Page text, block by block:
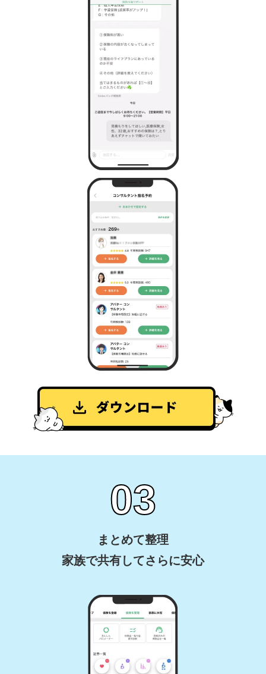
まとめて整理
家族で共有してさらに安心